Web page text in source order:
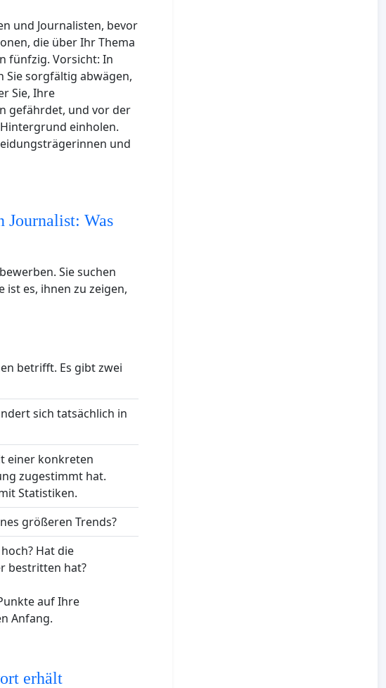
und Journalisten, bevor
die über Ihr Thema
fünfzig. Vorsicht: In
Sie sorgfältig abwägen,
Sie, Ihre
gefährdet, und vor der
einholen.
und
Journalist: Was
Sie suchen
ist es, ihnen zu zeigen,
betrifft. Es gibt zwei
sich tatsächlich in
einer konkreten
zugestimmt hat.
Statistiken.
größeren Trends?
Hat die
bestritten hat?
auf Ihre
Anfang.
erhält